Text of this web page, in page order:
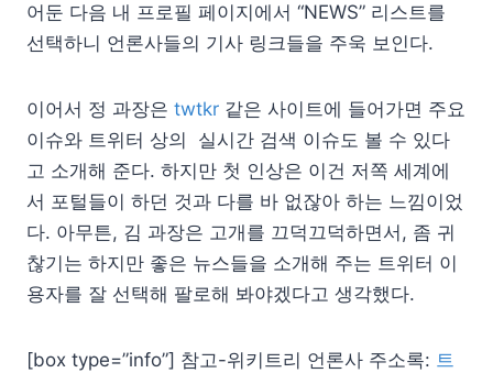
어둔 다음 내 프로필 페이지에서 “NEWS” 리스트를
선택하니 언론사들의 기사 링크들을 주욱 보인다.
이어서 정 과장은 twtkr 같은 사이트에 들어가면 주요
이슈와 트위터 상의 실시간 검색 이슈도 볼 수 있다
고 소개해 준다. 하지만 첫 인상은 이건 저쪽 세계에
서 포털들이 하던 것과 다를 바 없잖아 하는 느낌이었
다. 아무튼, 김 과장은 고개를 끄덕끄덕하면서, 좀 귀
찮기는 하지만 좋은 뉴스들을 소개해 주는 트위터 이
용자를 잘 선택해 팔로해 봐야겠다고 생각했다.
[box type=”info”] 참고-위키트리 언론사 주소록: 트